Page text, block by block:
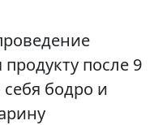
после 9
бодро и